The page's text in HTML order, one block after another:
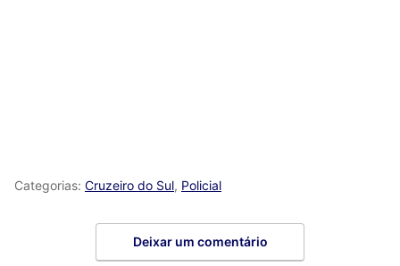
Categorias: Cruzeiro do Sul, Policial
Deixar um comentário